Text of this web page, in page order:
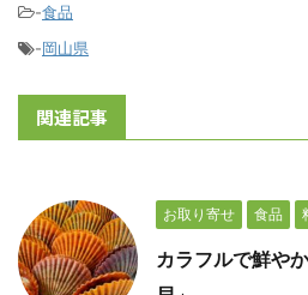
-食品
-岡山県
関連記事
お取り寄せ 食品
カラフルで鮮や